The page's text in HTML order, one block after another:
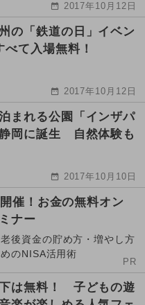
2017年10月12日
の「鉄道の日」イベン
て入場無料！
2017年10月12日
まれる公園「インザパ
岡に誕生 自然体験も
2017年10月10日
催！お金の無料オン
ナー
後資金の貯め方・増やし方
のNISA活用術
PR
は無料！ 子どもの遊